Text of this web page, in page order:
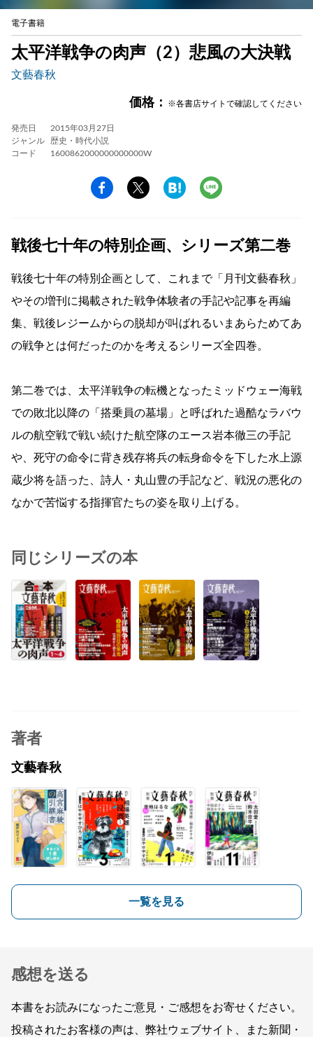
電子書籍
太平洋戦争の肉声（2）悲風の大決戦
文藝春秋
価格： ※各書店サイトで確認してください
発売日
2015年03月27日
ジャンル
歴史・時代小説
コード
1600862000000000000W
戦後七十年の特別企画、シリーズ第二巻
戦後七十年の特別企画として、これまで「月刊文藝春秋」
やその増刊に掲載された戦争体験者の手記や記事を再編
集、戦後レジームからの脱却が叫ばれるいまあらためてあ
の戦争とは何だったのかを考えるシリーズ全四巻。
第二巻では、太平洋戦争の転機となったミッドウェー海戦
での敗北以降の「搭乗員の墓場」と呼ばれた過酷なラバウ
ルの航空戦で戦い続けた航空隊のエース岩本徹三の手記
や、死守の命令に背き残存将兵の転身命令を下した水上源
蔵少将を語った、詩人・丸山豊の手記など、戦況の悪化の
なかで苦悩する指揮官たちの姿を取り上げる。
同じシリーズの本
著者
文藝春秋
一覧を見る
感想を送る
本書をお読みになったご意見・ご感想をお寄せください。
投稿されたお客様の声は、弊社ウェブサイト、また新聞・